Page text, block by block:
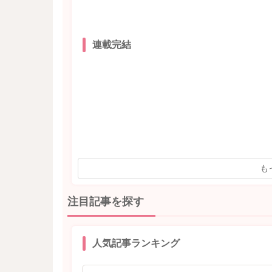
連載完結
も
注目記事を探す
人気記事ランキング